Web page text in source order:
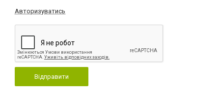
Авторизуватись
Відправити